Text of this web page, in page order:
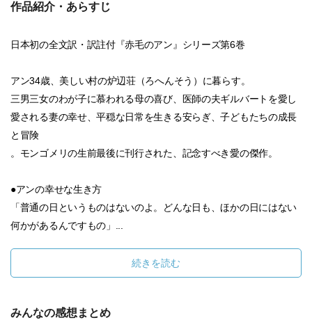
作品紹介・あらすじ
日本初の全文訳・訳註付『赤毛のアン』シリーズ第6巻
アン34歳、美しい村の炉辺荘（ろへんそう）に暮らす。
三男三女のわが子に慕われる母の喜び、医師の夫ギルバートを愛し
愛される妻の幸せ、平穏な日常を生きる安らぎ、子どもたちの成長
と冒険
。モンゴメリの生前最後に刊行された、記念すべき愛の傑作。
●アンの幸せな生き方
「普通の日というものはないのよ。どんな日も、ほかの日にはない
何かがあるんですもの」...
続きを読む
みんなの感想まとめ